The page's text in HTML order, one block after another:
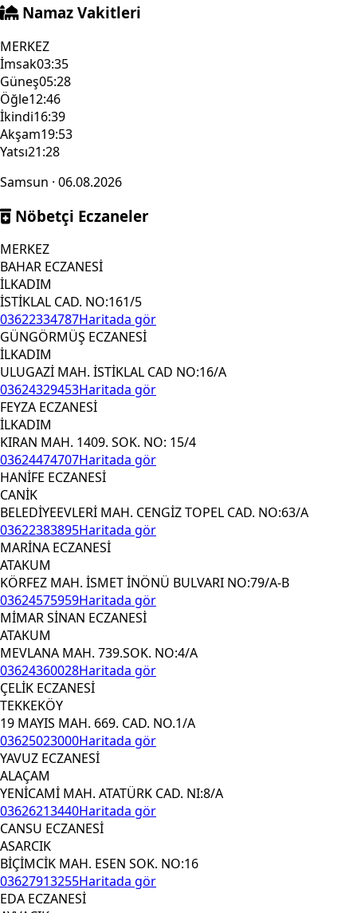
Namaz Vakitleri
MERKEZ
İmsak03:35
Güneş05:28
Öğle12:46
İkindi16:39
Akşam19:53
Yatsı21:28
Samsun · 06.08.2026
Nöbetçi Eczaneler
MERKEZ
BAHAR ECZANESİ
İLKADIM
İSTİKLAL CAD. NO:161/5
03622334787Haritada gör
GÜNGÖRMÜŞ ECZANESİ
İLKADIM
ULUGAZİ MAH. İSTİKLAL CAD NO:16/A
03624329453Haritada gör
FEYZA ECZANESİ
İLKADIM
KIRAN MAH. 1409. SOK. NO: 15/4
03624474707Haritada gör
HANİFE ECZANESİ
CANİK
BELEDİYEEVLERİ MAH. CENGİZ TOPEL CAD. NO:63/A
03622383895Haritada gör
MARİNA ECZANESİ
ATAKUM
KÖRFEZ MAH. İSMET İNÖNÜ BULVARI NO:79/A-B
03624575959Haritada gör
MİMAR SİNAN ECZANESİ
ATAKUM
MEVLANA MAH. 739.SOK. NO:4/A
03624360028Haritada gör
ÇELİK ECZANESİ
TEKKEKÖY
19 MAYIS MAH. 669. CAD. NO.1/A
03625023000Haritada gör
YAVUZ ECZANESİ
ALAÇAM
YENİCAMİ MAH. ATATÜRK CAD. NI:8/A
03626213440Haritada gör
CANSU ECZANESİ
ASARCIK
BİÇİMCİK MAH. ESEN SOK. NO:16
03627913255Haritada gör
EDA ECZANESİ